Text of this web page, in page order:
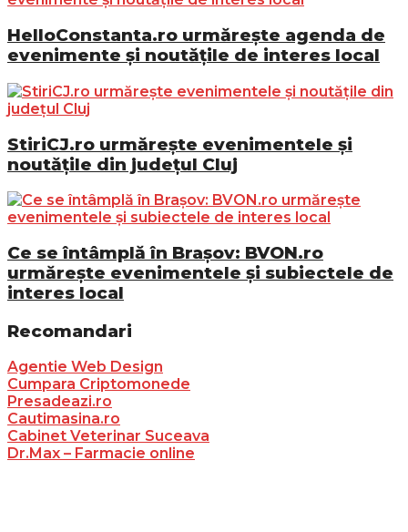
HelloConstanta.ro urmărește agenda de
evenimente și noutățile de interes local
StiriCJ.ro urmărește evenimentele și
noutățile din județul Cluj
Ce se întâmplă în Brașov: BVON.ro
urmărește evenimentele și subiectele de
interes local
Recomandari
Agentie Web Design
Cumpara Criptomonede
Presadeazi.ro
Cautimasina.ro
Cabinet Veterinar Suceava
Dr.Max – Farmacie online